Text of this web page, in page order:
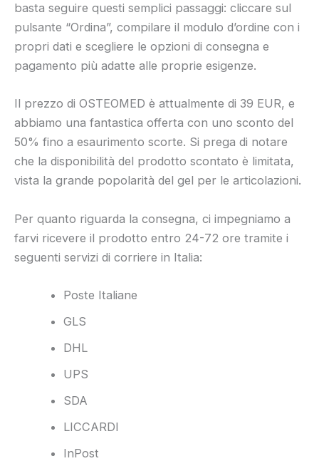
basta seguire questi semplici passaggi: cliccare sul
pulsante “Ordina”, compilare il modulo d’ordine con i
propri dati e scegliere le opzioni di consegna e
pagamento più adatte alle proprie esigenze.
Il prezzo di OSTEOMED è attualmente di 39 EUR, e
abbiamo una fantastica offerta con uno sconto del
50% fino a esaurimento scorte. Si prega di notare
che la disponibilità del prodotto scontato è limitata,
vista la grande popolarità del gel per le articolazioni.
Per quanto riguarda la consegna, ci impegniamo a
farvi ricevere il prodotto entro 24-72 ore tramite i
seguenti servizi di corriere in Italia:
Poste Italiane
GLS
DHL
UPS
SDA
LICCARDI
InPost